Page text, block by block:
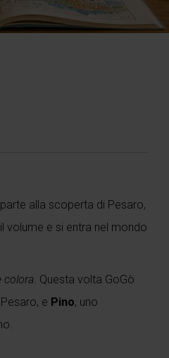
alla scoperta di Pesaro,
volume e si entra nel mondo
colora. Questa volta GoGò
e Pino, uno